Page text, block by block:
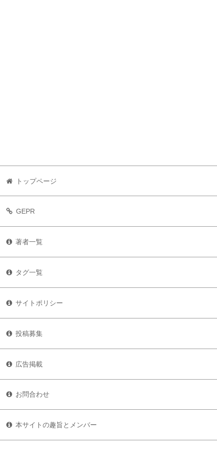
トップページ
GEPR
著者一覧
タグ一覧
サイトポリシー
投稿募集
広告掲載
お問合わせ
本サイトの趣旨とメンバー